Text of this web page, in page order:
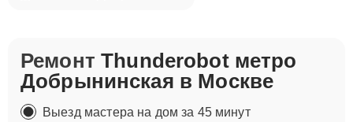
РемонтThunderobot метро
Добрынинская в Москве
Выезд мастера на дом за 45 минут